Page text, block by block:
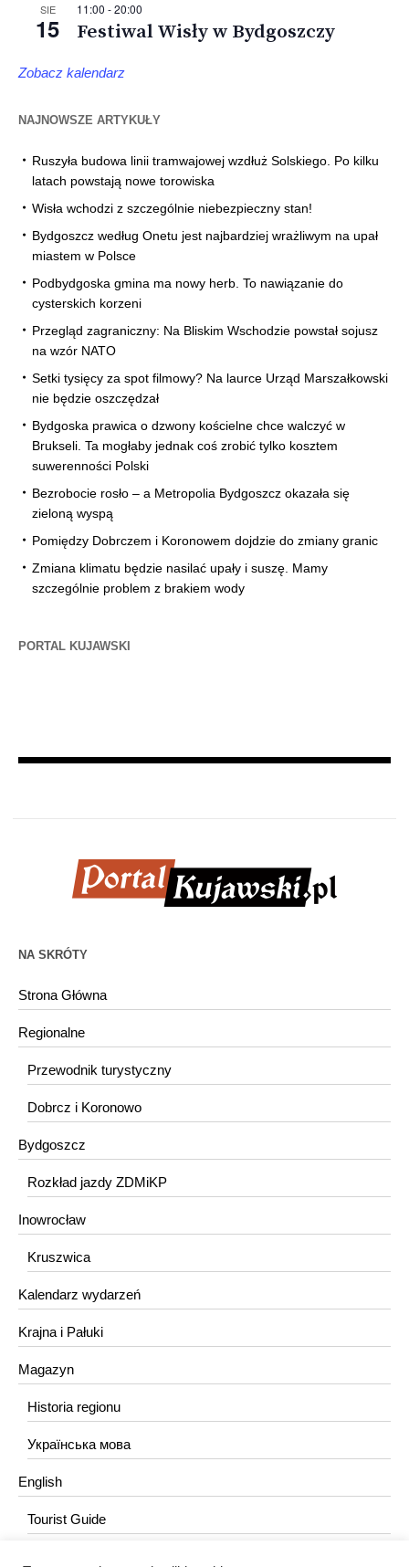
SIE
15
11:00 -20:00
Festiwal Wisły w Bydgoszczy
Zobacz kalendarz
NAJNOWSZE ARTYKUŁY
Ruszyła budowa linii tramwajowej wzdłuż Solskiego. Po kilku
latach powstają nowe torowiska
Wisła wchodzi z szczególnie niebezpieczny stan!
Bydgoszcz według Onetu jest najbardziej wrażliwym na upał
miastem w Polsce
Podbydgoska gmina ma nowy herb. To nawiązanie do
cysterskich korzeni
Przegląd zagraniczny: Na Bliskim Wschodzie powstał sojusz
na wzór NATO
Setki tysięcy za spot filmowy? Na laurce Urząd Marszałkowski
nie będzie oszczędzał
Bydgoska prawica o dzwony kościelne chce walczyć w
Brukseli. Ta mogłaby jednak coś zrobić tylko kosztem
suwerenności Polski
Bezrobocie rosło – a Metropolia Bydgoszcz okazała się
zieloną wyspą
Pomiędzy Dobrczem i Koronowem dojdzie do zmiany granic
Zmiana klimatu będzie nasilać upały i suszę. Mamy
szczególnie problem z brakiem wody
PORTAL KUJAWSKI
NA SKRÓTY
Strona Główna
Regionalne
Przewodnik turystyczny
Dobrcz i Koronowo
Bydgoszcz
Rozkład jazdy ZDMiKP
Inowrocław
Kruszwica
Kalendarz wydarzeń
Krajna i Pałuki
Magazyn
Historia regionu
Українська мова
English
Tourist Guide